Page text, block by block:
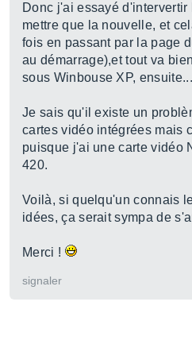
Donc j'ai essayé
mettre que la nouvelle, et
fois en passant par la page
au démarrage),et tout va
sous Winbouse XP, ensuite...
Je sais qu'il existe un
cartes vidéo intégrées mais
puisque j'ai une carte vidéo
420.
Voilà, si quelqu'un connais
idées, ça serait sympa de
Merci !
signaler